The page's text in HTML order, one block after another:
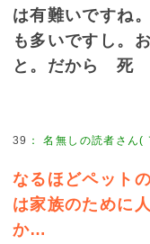
は有難いですね
も多いですし。
と。だから
39 ：名無しの読者さん(
なるほどペット
は家族のために
か…